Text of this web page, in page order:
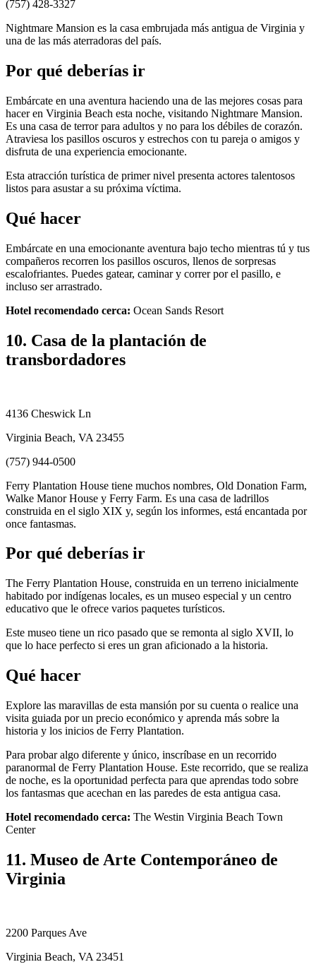
(757) 428-3327
Nightmare Mansion es la casa embrujada más antigua de Virginia y
una de las más aterradoras del país.
Por qué deberías ir
Embárcate en una aventura haciendo una de las mejores cosas para
hacer en Virginia Beach esta noche, visitando Nightmare Mansion.
Es una casa de terror para adultos y no para los débiles de corazón.
Atraviesa los pasillos oscuros y estrechos con tu pareja o amigos y
disfruta de una experiencia emocionante.
Esta atracción turística de primer nivel presenta actores talentosos
listos para asustar a su próxima víctima.
Qué hacer
Embárcate en una emocionante aventura bajo techo mientras tú y tus
compañeros recorren los pasillos oscuros, llenos de sorpresas
escalofriantes. Puedes gatear, caminar y correr por el pasillo, e
incluso ser arrastrado.
Hotel recomendado cerca: Ocean Sands Resort
10. Casa de la plantación de
transbordadores
4136 Cheswick Ln
Virginia Beach, VA 23455
(757) 944-0500
Ferry Plantation House tiene muchos nombres, Old Donation Farm,
Walke Manor House y Ferry Farm. Es una casa de ladrillos
construida en el siglo XIX y, según los informes, está encantada por
once fantasmas.
Por qué deberías ir
The Ferry Plantation House, construida en un terreno inicialmente
habitado por indígenas locales, es un museo especial y un centro
educativo que le ofrece varios paquetes turísticos.
Este museo tiene un rico pasado que se remonta al siglo XVII, lo
que lo hace perfecto si eres un gran aficionado a la historia.
Qué hacer
Explore las maravillas de esta mansión por su cuenta o realice una
visita guiada por un precio económico y aprenda más sobre la
historia y los inicios de Ferry Plantation.
Para probar algo diferente y único, inscríbase en un recorrido
paranormal de Ferry Plantation House. Este recorrido, que se realiza
de noche, es la oportunidad perfecta para que aprendas todo sobre
los fantasmas que acechan en las paredes de esta antigua casa.
Hotel recomendado cerca: The Westin Virginia Beach Town
Center
11. Museo de Arte Contemporáneo de
Virginia
2200 Parques Ave
Virginia Beach, VA 23451